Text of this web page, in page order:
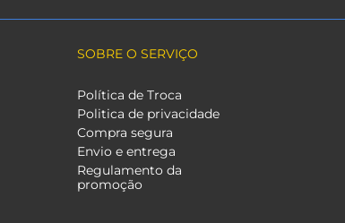
SOBRE O SERVIÇO
Política de Troca
Politica de privacidade
Compra segura
Envio e entrega
Regulamento da
promoção